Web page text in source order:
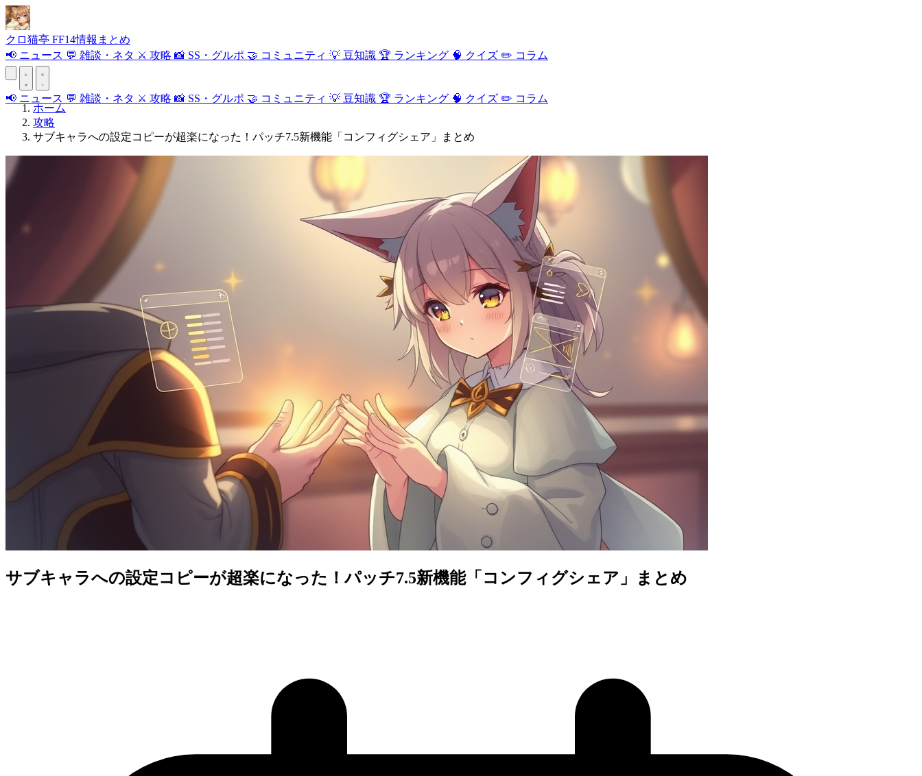
クロ猫亭 FF14情報まとめ
📢 ニュース 💬 雑談・ネタ ⚔️ 攻略 📸 SS・グルポ 🤝 コミュニティ 💡 豆知識 🏆 ランキング 🧠 クイズ ✏️ コラム
📢 ニュース 💬 雑談・ネタ ⚔️ 攻略 📸 SS・グルポ 🤝 コミュニティ 💡 豆知識 🏆 ランキング 🧠 クイズ ✏️ コラム
ホーム
攻略
サブキャラへの設定コピーが超楽になった！パッチ7.5新機能「コンフィグシェア」まとめ
サブキャラへの設定コピーが超楽になった！パッチ7.5新機能「コンフィグシェア」まとめ